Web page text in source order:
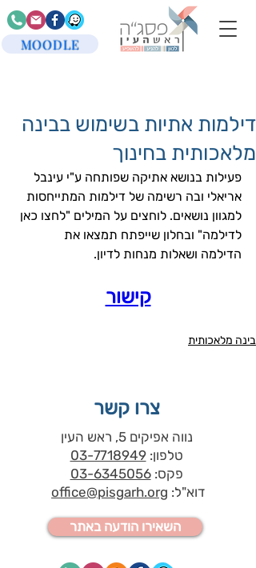
MOODLE
דילמות אתיות בשימוש בבינה
מלאכותית בחינוך
פעילות בנושא אתיקה שפותחה ע"י עינבל
אריאלי ובה רשימה של דילמות המתייחסות
למגוון נושאים. לוחצים על המילים "לחצו כאן
לדילמה" ובחלון שייפתח תמצאו את
הדילמה ושאלות מנחות לדיון.
קישור
בינה מלאכותית
צרו קשר
נווה אפיקים 5, ראש העין
טלפון:03-7718949
פקס:03-6345056
דוא"ל: office@pisgarh.org
השאירו הודעה באתר